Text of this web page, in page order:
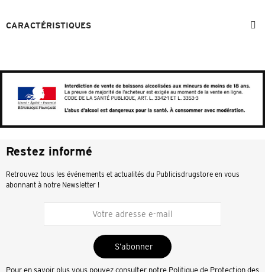
CARACTÉRISTIQUES
Restez informé
Retrouvez tous les événements et actualités du Publicisdrugstore en vous
abonnant à notre Newsletter !
S’abonner
Pour en savoir plus vous pouvez consulter notre Politique de Protection des